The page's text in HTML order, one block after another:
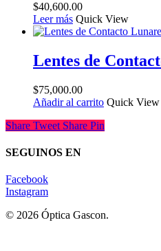
$40,600.00
Leer más Quick View
Lentes de
$75,000.00
Añadir al carrito Quick View
Share Tweet Share Pin
SEGUINOS EN
Facebook
Instagram
© 2026 Óptica Gascon.